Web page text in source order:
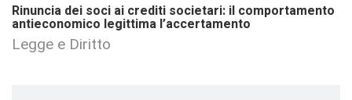
Rinuncia dei soci ai crediti societari: il comportamento
antieconomico legittima l’accertamento
Legge e Diritto